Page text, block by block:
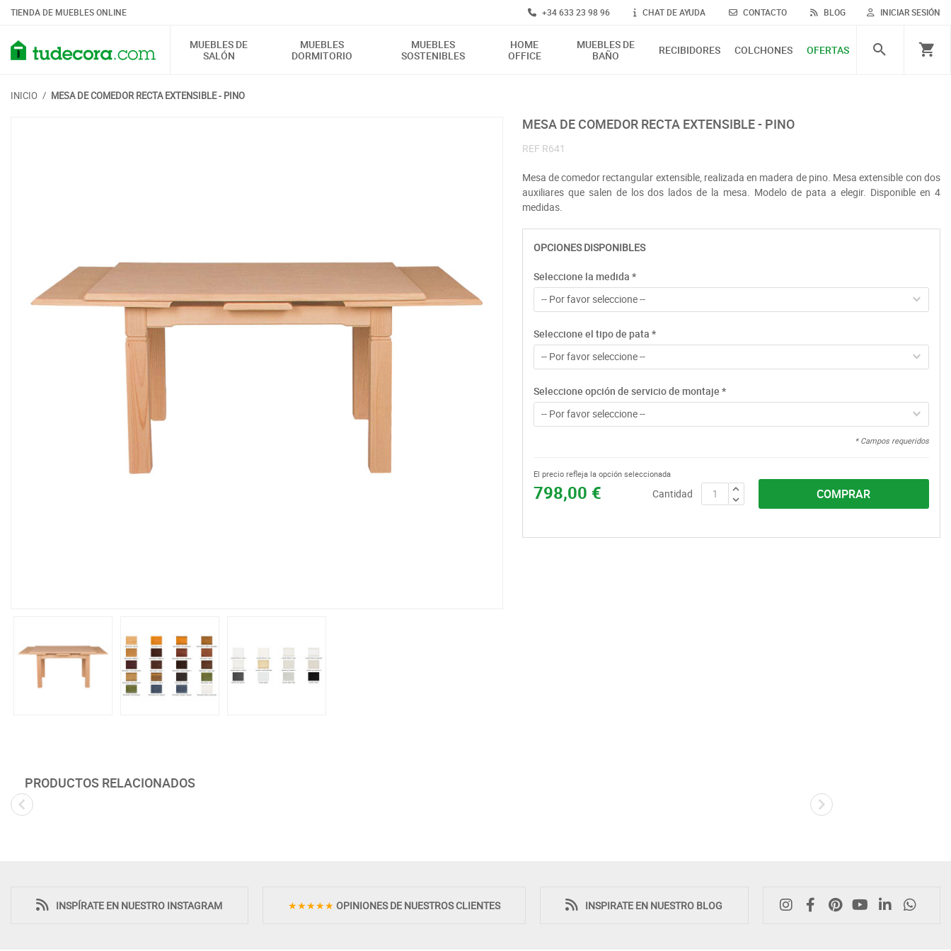
TIENDA DE MUEBLES ONLINE INICIAR SESIÓN
+34 633 23 98 96 CHAT DE AYUDA CONTACTO BLOG
MUEBLES DE
SALÓN
MUEBLES
DORMITORIO
MUEBLES
SOSTENIBLES
HOME
OFFICE
MUEBLES DE
BAÑO
RECIBIDORES COLCHONES OFERTAS
INICIO / MESA DE COMEDOR RECTA EXTENSIBLE - PINO
MESA DE COMEDOR RECTA EXTENSIBLE - PINO
REF R641
Mesa de comedor rectangular extensible, realizada en madera de pino. Mesa extensible con dos
auxiliares que salen de los dos lados de la mesa. Modelo de pata a elegir. Disponible en 4
medidas.
OPCIONES DISPONIBLES
Seleccione la medida *
-- Por favor seleccione --
Seleccione el tipo de pata *
-- Por favor seleccione --
Seleccione opción de servicio de montaje *
-- Por favor seleccione --
* Campos requeridos
798,00 €
El precio refleja la opción seleccionada
Cantidad COMPRAR
PRODUCTOS RELACIONADOS
INSPÍRATE EN NUESTRO INSTAGRAM ★★★★★ OPINIONES DE NUESTROS CLIENTES INSPIRATE EN NUESTRO BLOG